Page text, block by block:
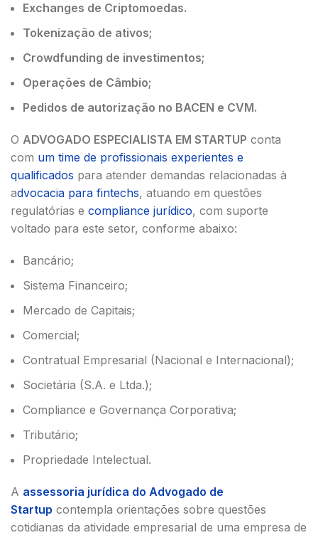
Exchanges de Criptomoedas.
Tokenização de ativos;
Crowdfunding de investimentos;
Operações de Câmbio;
Pedidos de autorização no BACEN e CVM.
O ADVOGADO ESPECIALISTA EM STARTUP conta
com um time de profissionais experientes e
qualificados para atender demandas relacionadas à
advocacia para fintechs, atuando em questões
regulatórias e compliance jurídico, com suporte
voltado para este setor, conforme abaixo:
Bancário;
Sistema Financeiro;
Mercado de Capitais;
Comercial;
Contratual Empresarial (Nacional e Internacional);
Societária (S.A. e Ltda.);
Compliance e Governança Corporativa;
Tributário;
Propriedade Intelectual.
A assessoria jurídica do Advogado de
Startup contempla orientações sobre questões
cotidianas da atividade empresarial de uma empresa de